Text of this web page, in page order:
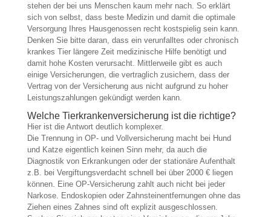
stehen der bei uns Menschen kaum mehr nach. So erklärt
sich von selbst, dass beste Medizin und damit die optimale
Versorgung Ihres Hausgenossen recht kostspielig sein kann.
Denken Sie bitte daran, dass ein verunfalltes oder chronisch
krankes Tier längere Zeit medizinische Hilfe benötigt und
damit hohe Kosten verursacht. Mittlerweile gibt es auch
einige Versicherungen, die vertraglich zusichern, dass der
Vertrag von der Versicherung aus nicht aufgrund zu hoher
Leistungszahlungen gekündigt werden kann.
Welche Tierkrankenversicherung ist die richtige?
Hier ist die Antwort deutlich komplexer.
Die Trennung in OP- und Vollversicherung macht bei Hund
und Katze eigentlich keinen Sinn mehr, da auch die
Diagnostik von Erkrankungen oder der stationäre Aufenthalt
z.B. bei Vergiftungsverdacht schnell bei über 2000 € liegen
können. Eine OP-Versicherung zahlt auch nicht bei jeder
Narkose. Endoskopien oder Zahnsteinentfernungen ohne das
Ziehen eines Zahnes sind oft explizit ausgeschlossen.